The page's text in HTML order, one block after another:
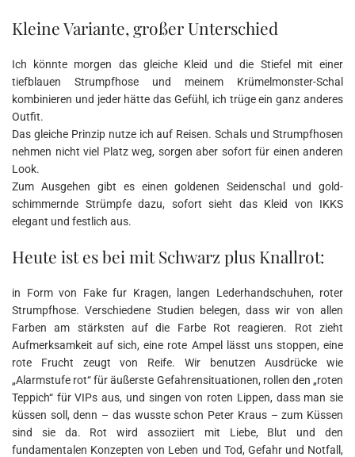
Kleine Variante, großer Unterschied
Ich könnte morgen das gleiche Kleid und die Stiefel mit einer
tiefblauen Strumpfhose und meinem Krümelmonster-Schal
kombinieren und jeder hätte das Gefühl, ich trüge ein ganz anderes
Outfit.
Das gleiche Prinzip nutze ich auf Reisen. Schals und Strumpfhosen
nehmen nicht viel Platz weg, sorgen aber sofort für einen anderen
Look.
Zum Ausgehen gibt es einen goldenen Seidenschal und gold-
schimmernde Strümpfe dazu, sofort sieht das Kleid von IKKS
elegant und festlich aus.
Heute ist es bei mit Schwarz plus Knallrot:
in Form von Fake fur Kragen, langen Lederhandschuhen, roter
Strumpfhose. Verschiedene Studien belegen, dass wir von allen
Farben am stärksten auf die Farbe Rot reagieren. Rot zieht
Aufmerksamkeit auf sich, eine rote Ampel lässt uns stoppen, eine
rote Frucht zeugt von Reife. Wir benutzen Ausdrücke wie
„Alarmstufe rot“ für äußerste Gefahrensituationen, rollen den „roten
Teppich“ für VIPs aus, und singen von roten Lippen, dass man sie
küssen soll, denn – das wusste schon Peter Kraus – zum Küssen
sind sie da. Rot wird assoziiert mit Liebe, Blut und den
fundamentalen Konzepten von Leben und Tod, Gefahr und Notfall,